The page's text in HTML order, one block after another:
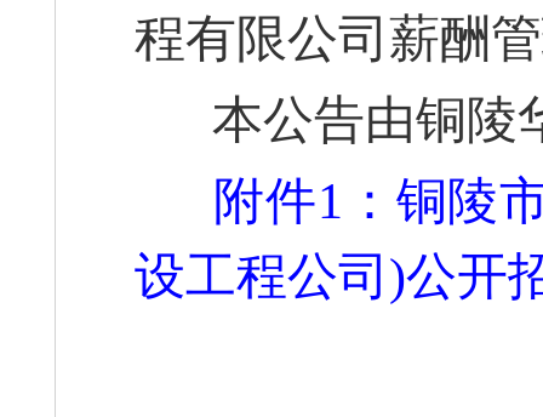
程有限公司薪酬
本公告由铜陵
附件1：铜陵
设工程公司)公开